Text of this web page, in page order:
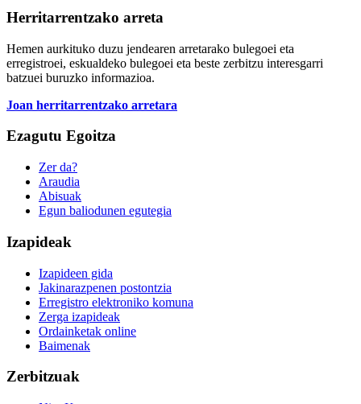
Herritarrentzako arreta
Hemen aurkituko duzu jendearen arretarako bulegoei eta
erregistroei, eskualdeko bulegoei eta beste zerbitzu interesgarri
batzuei buruzko informazioa.
Joan herritarrentzako arretara
Ezagutu Egoitza
Zer da?
Araudia
Abisuak
Egun baliodunen egutegia
Izapideak
Izapideen gida
Jakinarazpenen postontzia
Erregistro elektroniko komuna
Zerga izapideak
Ordainketak online
Baimenak
Zerbitzuak